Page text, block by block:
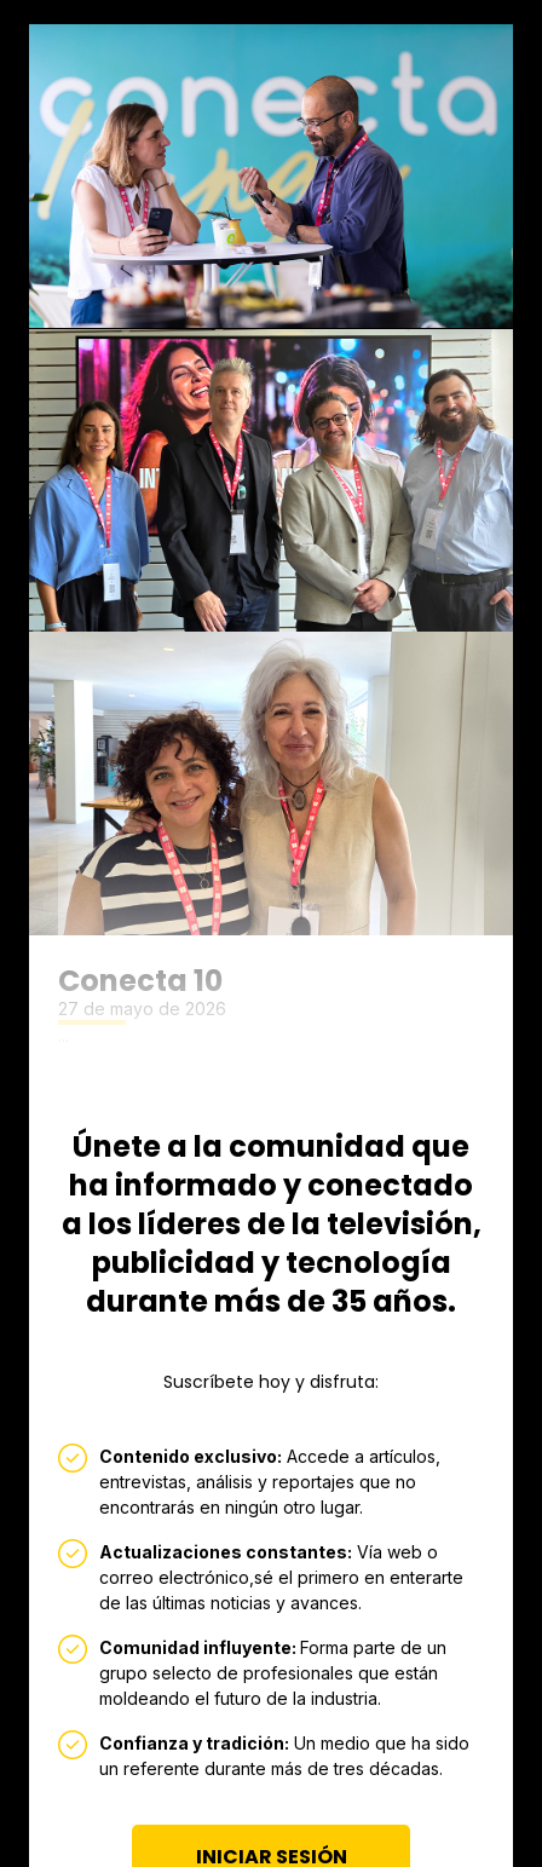
Conecta 10
27 de mayo de 2026
Únete a la comunidad que
ha informado y conectado
a los líderes de la televisión,
publicidad y tecnología
durante más de 35 años.
Suscríbete hoy y disfruta:
Contenido exclusivo: Accede a artículos,
entrevistas, análisis y reportajes que no
encontrarás en ningún otro lugar.
Actualizaciones constantes: Vía web o
correo electrónico,sé el primero en enterarte
de las últimas noticias y avances.
Comunidad influyente: Forma parte de un
grupo selecto de profesionales que están
moldeando el futuro de la industria.
Confianza y tradición: Un medio que ha sido
un referente durante más de tres décadas.
INICIAR SESIÓN